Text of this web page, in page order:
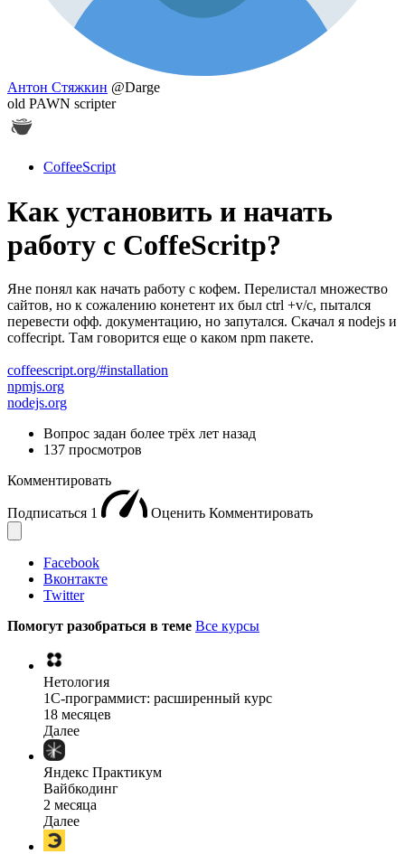
Антон Стяжкин @Darge
old PAWN scripter
CoffeeScript
Как установить и начать
работу с CoffeScritp?
Яне понял как начать работу с кофем. Перелистал множество
сайтов, но к сожалению конетент их был ctrl +v/c, пытался
перевести офф. документацию, но запутался. Скачал я nodejs и
coffecript. Там говорится еще о каком npm пакете.
coffeescript.org/#installation
npmjs.org
nodejs.org
Вопрос задан более трёх лет назад
137 просмотров
Комментировать
Подписаться 1 Оценить Комментировать
Facebook
Вконтакте
Twitter
Помогут разобраться в теме Все курсы
Нетология
1C-программист: расширенный курс
18 месяцев
Далее
Яндекс Практикум
Вайбкодинг
2 месяца
Далее